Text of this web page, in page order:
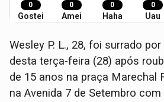
0
Gostei
0
Amei
0
Haha
0
Uau
Wesley P. L., 28, foi surrado
desta terça-feira (28) após
de 15 anos na praça Marechal
na Avenida 7 de Setembro com